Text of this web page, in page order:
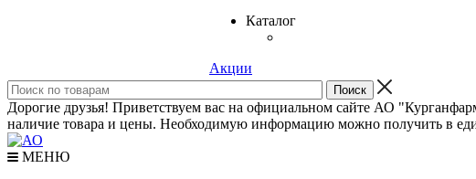
Каталог
Акции
Дорогие друзья! Приветствуем вас на официальном сайте АО
наличие товара и цены. Необходимую информацию можно получить в
МЕНЮ